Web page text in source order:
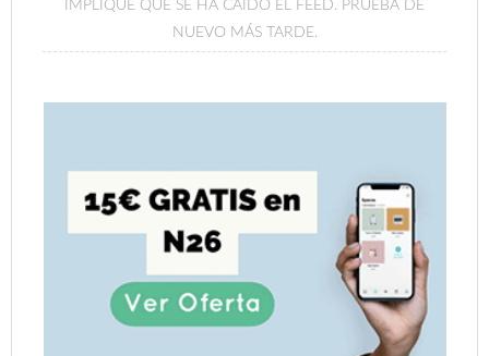
IMPLIQUE QUE SE HA CAÍDO EL FEED. PRUEBA DE
NUEVO MÁS TARDE.